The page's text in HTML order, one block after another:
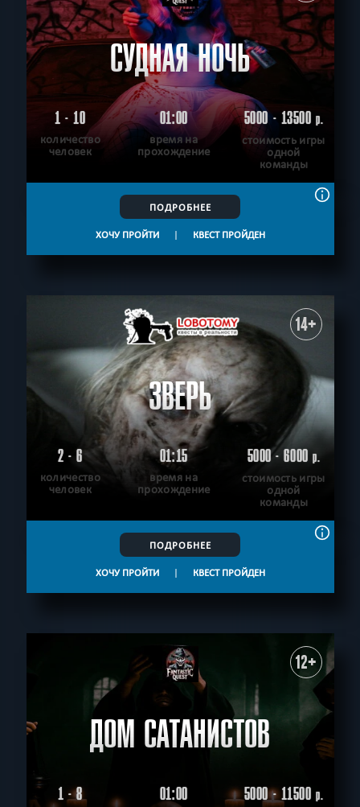
СУДНАЯ НОЧЬ
1 - 10
количество
человек
01:00
время на
прохождение
5000 - 13500р.
стоимость игры
одной
команды
ПОДРОБНЕЕ
ХОЧУ ПРОЙТИ | КВЕСТ ПРОЙДЕН
14+
ЗВЕРЬ
2 - 6
количество
человек
01:15
время на
прохождение
5000 - 6000р.
стоимость игры
одной
команды
ПОДРОБНЕЕ
ХОЧУ ПРОЙТИ | КВЕСТ ПРОЙДЕН
12+
ДОМ САТАНИСТОВ
1 - 8 01:00 5000 - 11500р.